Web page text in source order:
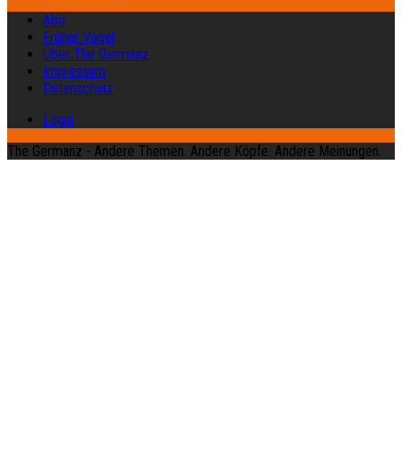
Abo
Früher Vogel
Über The Germanz
Impressum
Datenschutz
Login
The Germanz - Andere Themen. Andere Köpfe. Andere Meinungen.